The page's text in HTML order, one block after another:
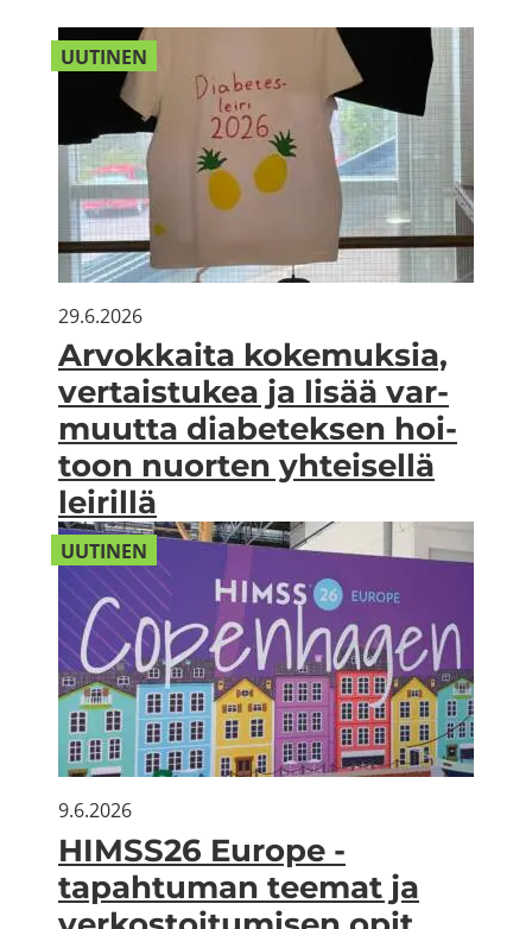
UU­TI­NEN
29.6.2026
Ar­vok­kai­ta ko­ke­muk­sia,
ver­tais­tu­kea ja lisää var­
muut­ta dia­be­tek­sen hoi­
toon nuor­ten yh­tei­sel­lä
lei­ril­lä
UU­TI­NEN
9.6.2026
HIMSS26 Eu­ro­pe -​
tapahtuman tee­mat ja